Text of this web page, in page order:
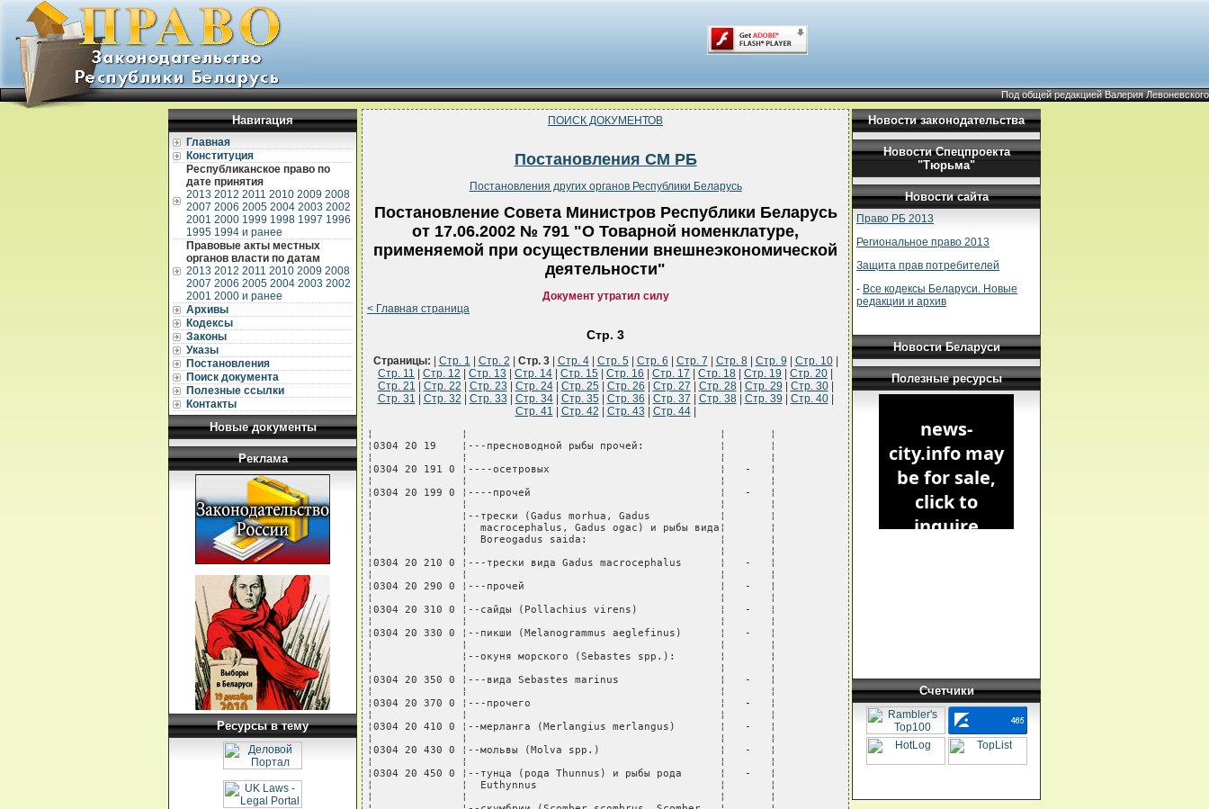
Под общей редакцией Валерия Левоневского
Навигация
Главная
Конституция
Республиканское право по
дате принятия
2013 2012 2011 2010 2009 2008
2007 2006 2005 2004 2003 2002
2001 2000 1999 1998 1997 1996
1995 1994 и ранее
Правовые акты местных
органов власти по датам
2013 2012 2011 2010 2009 2008
2007 2006 2005 2004 2003 2002
2001 2000 и ранее
Архивы
Кодексы
Законы
Указы
Постановления
Поиск документа
Полезные ссылки
Контакты
Новые документы
Реклама
Ресурсы в тему
ПОИСК ДОКУМЕНТОВ
Постановления СМ РБ
Постановления других органов Республики Беларусь
Постановление Совета Министров Республики Беларусь
от 17.06.2002 № 791 "О Товарной номенклатуре,
применяемой при осуществлении внешнеэкономической
деятельности"
Документ утратил силу
< Главная страница
Стр. 3
Страницы: Стр. 1 Стр. 2 Стр. 3| Стр. 4| Стр. 5| Стр. 6 Стр. 7 Стр. 8| Стр. 9 Стр. 10|
Стр. 11
Стр. 12 Стр. 13 Стр. 14 Стр. 15 Стр. 16 Стр. 17 Стр. 18 Стр. 19 Стр. 20
Стр. 21
Стр. 22 Стр. 23 Стр. 24| Стр. 25| Стр. 26 Стр. 27 Стр. 28| Стр. 29 Стр. 30|
Стр. 31
Стр. 32 Стр. 33 Стр. 34| Стр. 35| Стр. 36 Стр. 37 Стр. 38| Стр. 39 Стр. 40|
Стр. 41
Стр. 42 Стр. 43 Стр. 44|
¦              ¦                                        ¦       ¦
¦0304 20 19    ¦---пресноводной рыбы прочей:            ¦       ¦
¦              ¦                                        ¦       ¦
¦0304 20 191 0 ¦----осетровых                           ¦   -   ¦
¦              ¦                                        ¦       ¦
¦0304 20 199 0 ¦----прочей                              ¦   -   ¦
¦              ¦                                        ¦       ¦
¦              ¦--трески (Gadus morhua, Gadus           ¦       ¦
¦              ¦  macrocephalus, Gadus ogac) и рыбы вида¦       ¦
¦              ¦  Boreogadus saida:                     ¦       ¦
¦              ¦                                        ¦       ¦
¦0304 20 210 0 ¦---трески вида Gadus macrocephalus      ¦   -   ¦
¦              ¦                                        ¦       ¦
¦0304 20 290 0 ¦---прочей                               ¦   -   ¦
¦              ¦                                        ¦       ¦
¦0304 20 310 0 ¦--сайды (Pollachius virens)             ¦   -   ¦
¦              ¦                                        ¦       ¦
¦0304 20 330 0 ¦--пикши (Melanogrammus aeglefinus)      ¦   -   ¦
¦              ¦                                        ¦       ¦
¦              ¦--окуня морского (Sebastes spp.):       ¦       ¦
¦              ¦                                        ¦       ¦
¦0304 20 350 0 ¦---вида Sebastes marinus                ¦   -   ¦
¦              ¦                                        ¦       ¦
¦0304 20 370 0 ¦---прочего                              ¦   -   ¦
¦              ¦                                        ¦       ¦
¦0304 20 410 0 ¦--мерланга (Merlangius merlangus)       ¦   -   ¦
¦              ¦                                        ¦       ¦
¦0304 20 430 0 ¦--мольвы (Molva spp.)                   ¦   -   ¦
¦              ¦                                        ¦       ¦
¦0304 20 450 0 ¦--тунца (рода Thunnus) и рыбы рода      ¦   -   ¦
¦              ¦  Euthynnus                             ¦       ¦
¦              ¦                                        ¦       ¦
¦              ¦--скумбрии (Scomber scombrus, Scomber   ¦       ¦
¦              ¦  australasicus, Scomber                ¦       ¦
¦              ¦  japonicus) и рыбы вида Orcynopsis     ¦       ¦
¦              ¦  unicolor:                             ¦       ¦
¦              ¦                                        ¦       ¦
¦0304 20 510 0 ¦---скумбрии вида Scomber australasicus  ¦   -   ¦
¦              ¦                                        ¦       ¦
¦0304 20 530 0 ¦---прочей                               ¦   -   ¦
¦              ¦                                        ¦       ¦
¦              ¦--мерлузы (Merluccius spp.) и           ¦       ¦
¦              ¦  американского нитеперого налима       ¦       ¦
¦              ¦  (Urophycis spp.):                     ¦       ¦
¦              ¦                                        ¦       ¦
¦              ¦---мерлузы рода Merluccius:             ¦       ¦
¦              ¦                                        ¦       ¦
¦0304 20 550 0 ¦----мерлузы капской (мелководной)       ¦   -   ¦
¦              ¦    (Merluccius capensis) и мерлузы     ¦       ¦
¦              ¦    намибийской (глубоководной)         ¦       ¦
¦              ¦    (Merluccius paradoxus)              ¦       ¦
¦              ¦                                        ¦       ¦
¦0304 20 560 0 ¦----мерлузы аргентинской (Merluccius    ¦   -   ¦
¦              ¦    hubbsi)                             ¦       ¦
¦              ¦                                        ¦       ¦
¦0304 20 580 0 ¦----прочей                              ¦   -   ¦
¦              ¦                                        ¦       ¦
¦0304 20 590 0 ¦---американского нитеперого налима рода ¦   -   ¦
¦              ¦   Urophycis                            ¦       ¦
¦              ¦                                        ¦       ¦
¦              ¦--акул:                                 ¦       ¦
¦              ¦                                        ¦       ¦
¦0304 20 610 0 ¦---акулы колючей (Squalus acanthias     ¦   -   ¦
¦              ¦   spp.) и акулы кошачьей (Scyliorhinus ¦       ¦
¦              ¦   spp.)                                ¦       ¦
¦              ¦                                        ¦       ¦
¦0304 20 690 0 ¦---акул прочих                          ¦   -   ¦
¦              ¦                                        ¦       ¦
¦0304 20 710 0 ¦--камбалы морской (Pleuronectes         ¦   -   ¦
¦              ¦  platessa)                             ¦       ¦
¦              ¦                                        ¦       ¦
¦0304 20 730 0 ¦--камбалы речной (Platichthys flesus)   ¦   -   ¦
¦              ¦                                        ¦       ¦
¦0304 20 750 0 ¦--сельди (Clupea harengus, Clupea       ¦   -   ¦
¦              ¦  pallasii)                             ¦       ¦
¦              ¦                                        ¦       ¦
¦0304 20 790 0 ¦--мегрима (Lepidorhombus spp.)          ¦   -   ¦
¦              ¦                                        ¦       ¦
¦0304 20 810 0 ¦--леща морского обыкновенного (Brama    ¦   -   ¦
¦              ¦  spp.)                                 ¦       ¦
¦              ¦                                        ¦       ¦
¦0304 20 830 0 ¦--удильщика (Lophius spp.)              ¦   -   ¦
¦              ¦                                        ¦       ¦
¦0304 20 850 0 ¦--минтая (Theragra chalcogramma)        ¦   -   ¦
¦              ¦                                        ¦       ¦
¦0304 20 870 0 ¦--меч-рыбы (Xiphias gladius)            ¦   -   ¦
¦              ¦                                        ¦       ¦
¦0304 20 880 0 ¦--клыкача (Dissostichus spp.)           ¦   -   ¦
¦              ¦                                        ¦       ¦
¦0304 20 910 0 ¦--макруронуса новозеландского           ¦   -   ¦
¦              ¦  (Macruronus novaezealandiae)          ¦       ¦
¦              ¦                                        ¦       ¦
¦0304 20 950 0 ¦--прочей                                ¦   -   ¦
¦              ¦                                        ¦       ¦
¦0304 90       ¦-прочие:                                ¦       ¦
¦              ¦                                        ¦       ¦
¦0304 90 050 0 ¦--сурими                                ¦   -   ¦
¦              ¦                                        ¦       ¦
¦              ¦--прочие:                               ¦       ¦
¦              ¦                                        ¦       ¦
¦0304 90 100 0 ¦---пресноводной рыбы                    ¦   -   ¦
¦              ¦                                        ¦       ¦
¦              ¦---прочие:                              ¦       ¦
¦              ¦                                        ¦       ¦
¦0304 90 220 0 ¦----сельди (Clupea harengus, Clupea     ¦   -   ¦
¦              ¦    pallasii)                           ¦       ¦
¦              ¦                                        ¦       ¦
¦0304 90 310 0 ¦----окуня морского (Sebastes spp.)      ¦   -   ¦
¦              ¦                                        ¦       ¦
¦              ¦----трески (Gadus morhua, Gadus ogac,   ¦       ¦
¦              ¦    Gadus macrocephalus) и рыбы вида    ¦       ¦
¦              ¦    Boreogadus saida:                   ¦       ¦
¦              ¦                                        ¦       ¦
¦0304 90 350 0 ¦-----трески вида Gadus macrocephalus    ¦   -   ¦
¦              ¦                                        ¦       ¦
¦0304 90 380 0 ¦-----трески вида Gadus morhua           ¦   -   ¦
¦              ¦                                        ¦       ¦
¦0304 90 390 0 ¦-----прочей                             ¦   -   ¦
¦              ¦                                        ¦       ¦
¦0304 90 410 0 ¦----сайды (Pollachius virens)           ¦   -   ¦
¦              ¦                                        ¦       ¦
¦0304 90 450 0 ¦----пикши (Melanogrammus aeglefinus)    ¦   -   ¦
¦              ¦                                        ¦       ¦
¦              ¦----мерлузы (Merluccius spp.) и         ¦       ¦
¦              ¦    американского нитеперого налима     ¦       ¦
¦              ¦    (Urophycis spp.):                   ¦       ¦
¦              ¦                                        ¦       ¦
¦0304 90 470 0 ¦-----мерлузы рода Merluccius            ¦   -   ¦
¦              ¦                                        ¦       ¦
¦0304 90 490 0 ¦-----американского нитеперого налима    ¦   -   ¦
¦              ¦     рода Urophycis                     ¦       ¦
¦              ¦                                        ¦       ¦
¦0304 90 510 0 ¦----мегрима (Lepidorhombus spp.)        ¦   -   ¦
¦              ¦                                        ¦       ¦
¦0304 90 550 0 ¦----леща морского обыкновенного (Brama  ¦   -   ¦
¦              ¦    spp.)                               ¦       ¦
¦              ¦                                        ¦       ¦
¦0304 90 570 0 ¦----удильщика (Lophius spp.)            ¦   -   ¦
¦              ¦                                        ¦       ¦
¦0304 90 590 0 ¦----путассу (Micromesistius poutassou   ¦   -   ¦
¦              ¦    или Gadus poutassou)                ¦       ¦
¦              ¦                                        ¦       ¦
¦0304 90 610 0 ¦----минтая (Theragra chalcogramma)      ¦   -   ¦
¦              ¦                                        ¦       ¦
¦0304 90 650 0 ¦----меч-рыбы (Xiphias gladius)          ¦   -   ¦
¦              ¦                                        ¦       ¦
¦0304 90 970 0 ¦----прочей                              ¦   -   ¦
+--------------+----------------------------------------+-------+
¦0305          ¦Рыба сушеная, соленая или в рассоле;    ¦       ¦
¦              ¦рыба горячего или холодного копчения;   ¦       ¦
¦              ¦рыбная мука тонкого и грубого помола и  ¦       ¦
¦              ¦гранулы, пригодные
Новости законодательства
Новости Спецпроекта
"Тюрьма"
Новости сайта
Право РБ 2013
Региональное право 2013
Защита прав потребителей
- Все кодексы Беларуси. Новые
редакции и архив
Новости Беларуси
Полезные ресурсы
Счетчики